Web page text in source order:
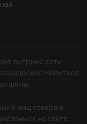
витрина сети
Напитков
вид товара в
на сайте.